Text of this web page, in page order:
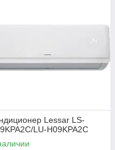
Lessar LS-
LU-H09KPA2C